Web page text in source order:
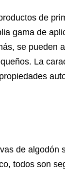
de
gama de
se pueden
La
de
todos son